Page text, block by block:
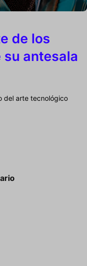
de los
antesala
del arte tecnológico